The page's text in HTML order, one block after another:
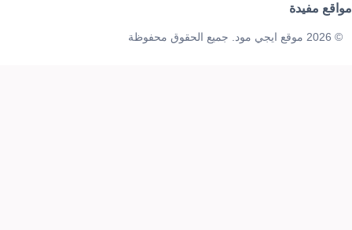
مواقع مفيدة
© 2026 موقع ايجي مود. جميع الحقوق محفوظة